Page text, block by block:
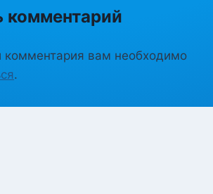
комментарий
комментария вам необходимо
.